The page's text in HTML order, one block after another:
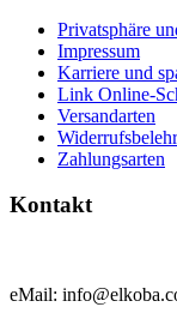
Privatsphäre
Impressum
Karriere und
Link Online-
Versandarten
Zahlungsarten
Kontakt
eMail: